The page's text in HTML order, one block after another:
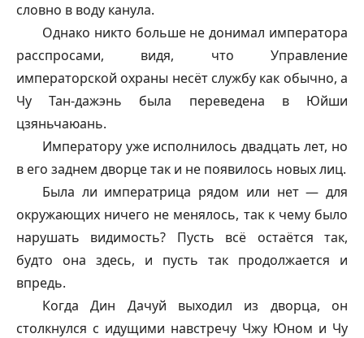
словно в воду канула.
Однако никто больше не донимал императора
расспросами, видя, что Управление
императорской охраны несёт службу как обычно, а
Чу Тан-дажэнь была переведена в Юйши
цзяньчаюань.
Императору уже исполнилось двадцать лет, но
в его заднем дворце так и не появилось новых лиц.
Была ли императрица рядом или нет — для
окружающих ничего не менялось, так к чему было
нарушать видимость? Пусть всё остаётся так,
будто она здесь, и пусть так продолжается и
впредь.
Когда Дин Дачуй выходил из дворца, он
столкнулся с идущими навстречу Чжу Юном и Чу